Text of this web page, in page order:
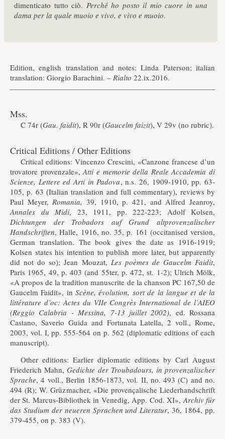
dimenticato tutto ciò. Perché ho posto il mio cuore in una
dama per la quale muoio e vivo, e vivo e muoio.
Edition, english translation and notes: Linda Paterson; italian
translation: Giorgio Barachini. – Rialto 22.ix.2016.
Mss.
C 74r (Gau. faidit), R 90r (Gaucelm faizit), V 29v (no rubric).
Critical Editions / Other Editions
Critical editions: Vincenzo Crescini, «Canzone francese d’un
trovatore provenzale»,Atti e memorie della Reale Accademia di
Scienze, Lettere ed Arti in Padova, n.s. 26, 1909-1910, pp. 63-
105, p. 63 (Italian translation and full commentary), reviews by
Paul Meyer,Romania, 39, 1910, p. 421, and Alfred Jeanroy,
Annales du Midi, 23, 1911, pp. 222-223; Adolf Kolsen,
Dichtungen der Trobadors auf Grund altprovenzalischer
Handschriften, Halle, 1916, no. 35, p. 161 (occitanised version,
German translation. The book gives the date as 1916-1919;
Kolsen states his intention to publish more later, but apparently
did not do so); Jean Mouzat, Les poèmes de Gaucelm Faidit,
Paris 1965, 49, p. 403 (and 55ter, p. 472, st. 1-2); Ulrich Mölk,
«A propos de la tradition manuscrite de la chanson PC 167,50 de
Gaucelm Faidit», inScène, évolution, sort de la langue et de la
littérature d’oc: Actes du VIIe Congrès International de l’AIEO
(Reggio Calabria - Messina, 7-13 juillet 2002), ed. Rossana
Castano, Saverio Guida and Fortunata Latella, 2 voll., Rome,
2003, vol. I, pp. 555-564 on p. 562 (diplomatic editions of each
manuscript).
Other editions: Earlier diplomatic editions by Carl August
Friederich Mahn,Gedichte der Troubadours, in provenzalischer
Sprache, 4 voll., Berlin 1856-1873, vol. II, no. 493 (C) and no.
494 (R); W. Grüzmacher, «Die provençalische Liederhandschrift
der St. Marcus-Bibliothek in Venedig, App. Cod. XI»,Archiv für
das Studium der neueren Sprachen und Literatur, 36, 1864, pp.
379-455, on p. 383 (V).